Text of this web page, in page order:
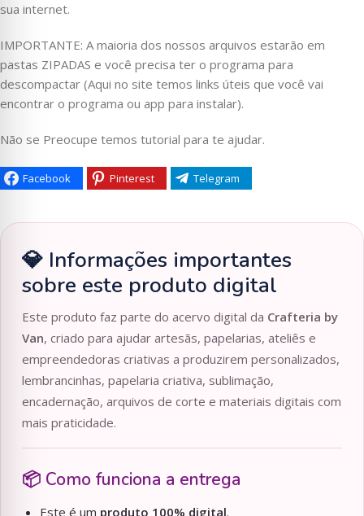
sua internet.
IMPORTANTE: A maioria dos nossos arquivos estarão em
pastas ZIPADAS e você precisa ter o programa para
descompactar (Aqui no site temos links úteis que você vai
encontrar o programa ou app para instalar).
Não se Preocupe temos tutorial para te ajudar.
Facebook Pinterest Telegram
💎 Informações importantes
sobre este produto digital
Este produto faz parte do acervo digital da Crafteria by
Van, criado para ajudar artesãs, papelarias, ateliês e
empreendedoras criativas a produzirem personalizados,
lembrancinhas, papelaria criativa, sublimação,
encadernação, arquivos de corte e materiais digitais com
mais praticidade.
📦 Como funciona a entrega
Este é um produto 100% digital.